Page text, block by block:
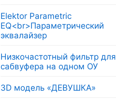
Elektor Parametric
EQ<br>Параметрический
эквалайзер
Низкочастотный фильтр для
сабвуфера на одном ОУ
3D модель «ДЕВУШКА»